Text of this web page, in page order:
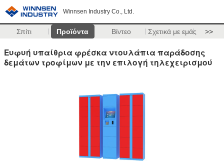
Winnsen Industry Co., Ltd.
Σπίτι Προϊόντα Βίντεο Σχετικά με εμάς >>
Ευφυή υπαίθρια φρέσκα ντουλάπια παράδοσης
δεμάτων τροφίμων με την επιλογή τηλεχειρισμού